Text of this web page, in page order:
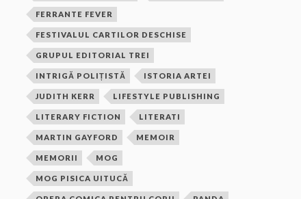
FERRANTE FEVER
FESTIVALUL CARTILOR DESCHISE
GRUPUL EDITORIAL TREI
INTRIGĂ POLIȚISTĂ ISTORIA ARTEI
JUDITH KERR LIFESTYLE PUBLISHING
LITERARY FICTION LITERATI
MARTIN GAYFORD MEMOIR
MEMORII MOG
MOG PISICA UITUCĂ